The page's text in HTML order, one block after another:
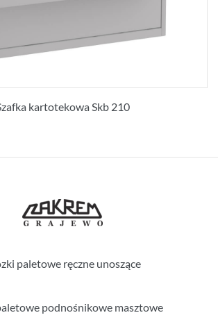
kartotekowa Skb 210
paletowe ręczne unoszące
podnośnikowe masztowe